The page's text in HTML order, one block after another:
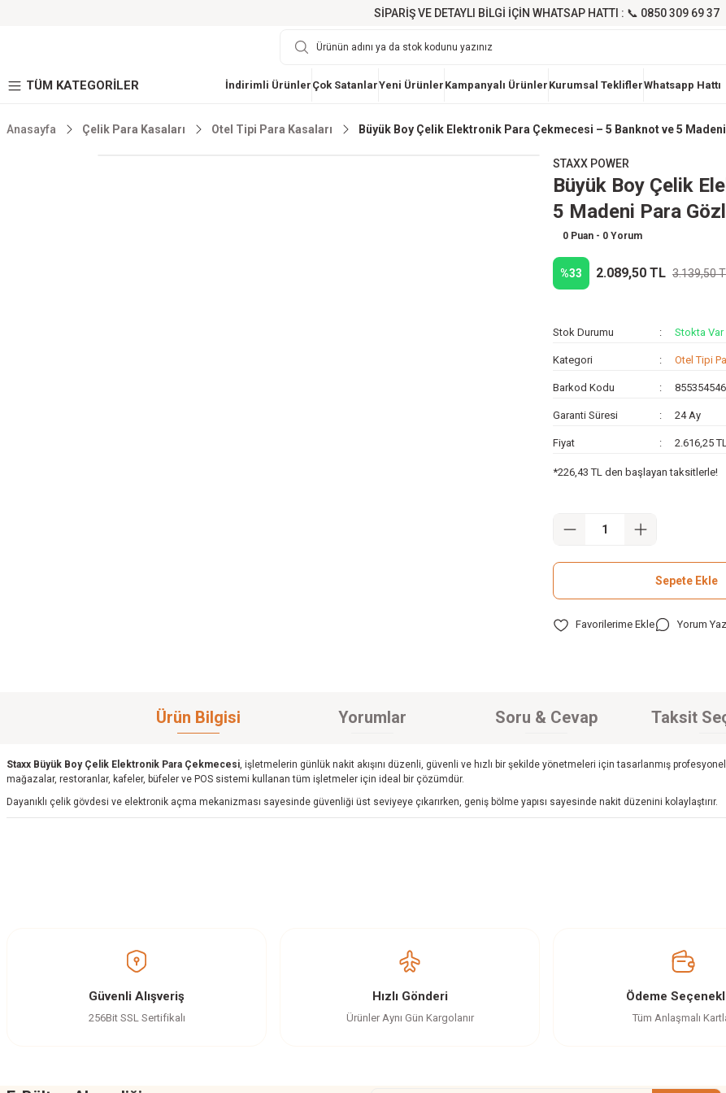
SİPARİŞ VE DETAYLI BİLGİ İÇİN WHATSAP HATTI : 📞 0850 309 69 37
TÜM KATEGORİLER İndirimli Ürünler Çok SatanlarYeni Ürünler Kampanyalı Ürünler Kurumsal TekliflerWhatsapp Hattı
Anasayfa Çelik Para Kasaları Otel Tipi Para Kasaları Büyük Boy Çelik Elektronik Para Çekmecesi – 5 Banknot ve 5
STAXX POWER
Büyük Boy Çelik
5 Madeni Para
0 Puan - 0 Yorum
%33 2.089,50 TL 3.139,50
Stok Durumu Stokta Var
Kategori Otel Tipi
Barkod Kodu
Garanti Süresi 24 Ay
Fiyat 2.616,25
*226,43 TL den başlayan taksitlerle!
Sepete Ekle
Yorum Yaz
Ürün Bilgisi Yorumlar Soru & Cevap Taksit
Staxx Büyük Boy Çelik Elektronik Para Çekmecesi , işletmelerin günlük nakit akışını düzenli, güvenli ve hızlı bir şekilde yönetmeleri için tasarlanmış
mağazalar, restoranlar, kafeler, büfeler ve POS sistemi kullanan tüm işletmeler için ideal bir çözümdür.
Dayanıklı çelik gövdesi ve elektronik açma mekanizması sayesinde güvenliği üst seviyeye çıkarırken, geniş bölme yapısı sayesinde nakit düzenini kolaylaştırır.
Ürün açıklamasında eksik bilgiler bulunuyor.
Güvenli Alışveriş
256Bit SSL Sertifikalı
Hızlı Gönderi
Ürünler Aynı Gün Kargolanır
Ödeme
Tüm Anlaşmalı